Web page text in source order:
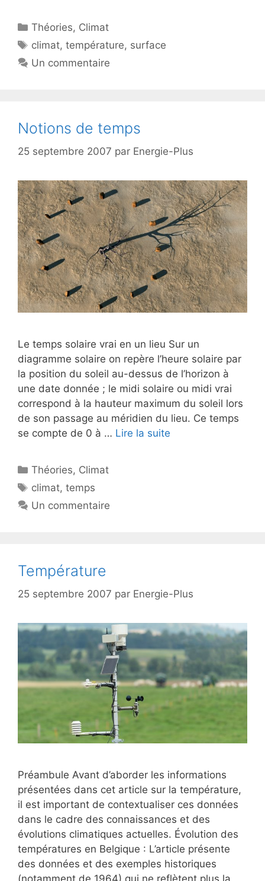
Catégories
Théories, Climat
Étiquettes
climat,température, surface
Un commentaire
Notions de temps
25 septembre 2007 par Energie-Plus
Le temps solaire vrai en un lieu Sur un
diagramme solaire on repère l’heure solaire par
la position du soleil au-dessus de l’horizon à
une date donnée ; le midi solaire ou midi vrai
correspond à la hauteur maximum du soleil lors
de son passage au méridien du lieu. Ce temps
se compte de 0 à … Lire la suite
Catégories
Théories, Climat
Étiquettes
climat,temps
Un commentaire
Température
25 septembre 2007 par Energie-Plus
Préambule Avant d’aborder les informations
présentées dans cet article sur la température,
il est important de contextualiser ces données
dans le cadre des connaissances et des
évolutions climatiques actuelles. Évolution des
températures en Belgique : L’article présente
des données et des exemples historiques